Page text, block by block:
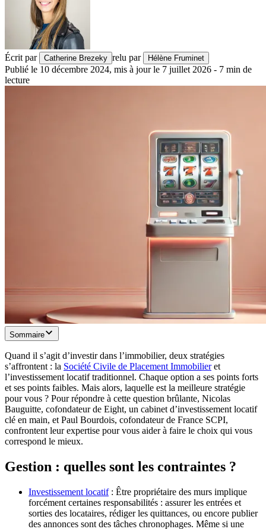
Écrit par Catherine Brezeky relu par Hélène Fruminet
Publié le 10 décembre 2024, mis à jour le 7 juillet 2026 - 7 min de
lecture
Sommaire
Quand il s’agit d’investir dans l’immobilier, deux stratégies
s’affrontent : la Société Civile de Placement Immobilieret
l’investissement locatif traditionnel. Chaque option a ses points forts
et ses points faibles. Mais alors, laquelle est la meilleure stratégie
pour vous ? Pour répondre à cette question brûlante, Nicolas
Bauguitte, cofondateur de Eight, un cabinet d’investissement locatif
clé en main, et Paul Bourdois, cofondateur de France SCPI,
confrontent leur expertise pour vous aider à faire le choix qui vous
correspond le mieux.
Gestion : quelles sont les contraintes ?
Investissement locatif: Être propriétaire des murs implique
forcément certaines responsabilités : assurer les entrées et
sorties des locataires, rédiger les quittances, ou encore publier
des annonces sont des tâches chronophages. Même si une